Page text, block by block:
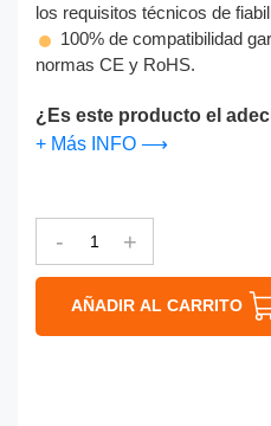
los requisitos técnicos de
100% de compatibilidad
normas CE y RoHS.
¿Es este producto el
+ Más INFO ⟶
- +
AÑADIR AL CARRITO